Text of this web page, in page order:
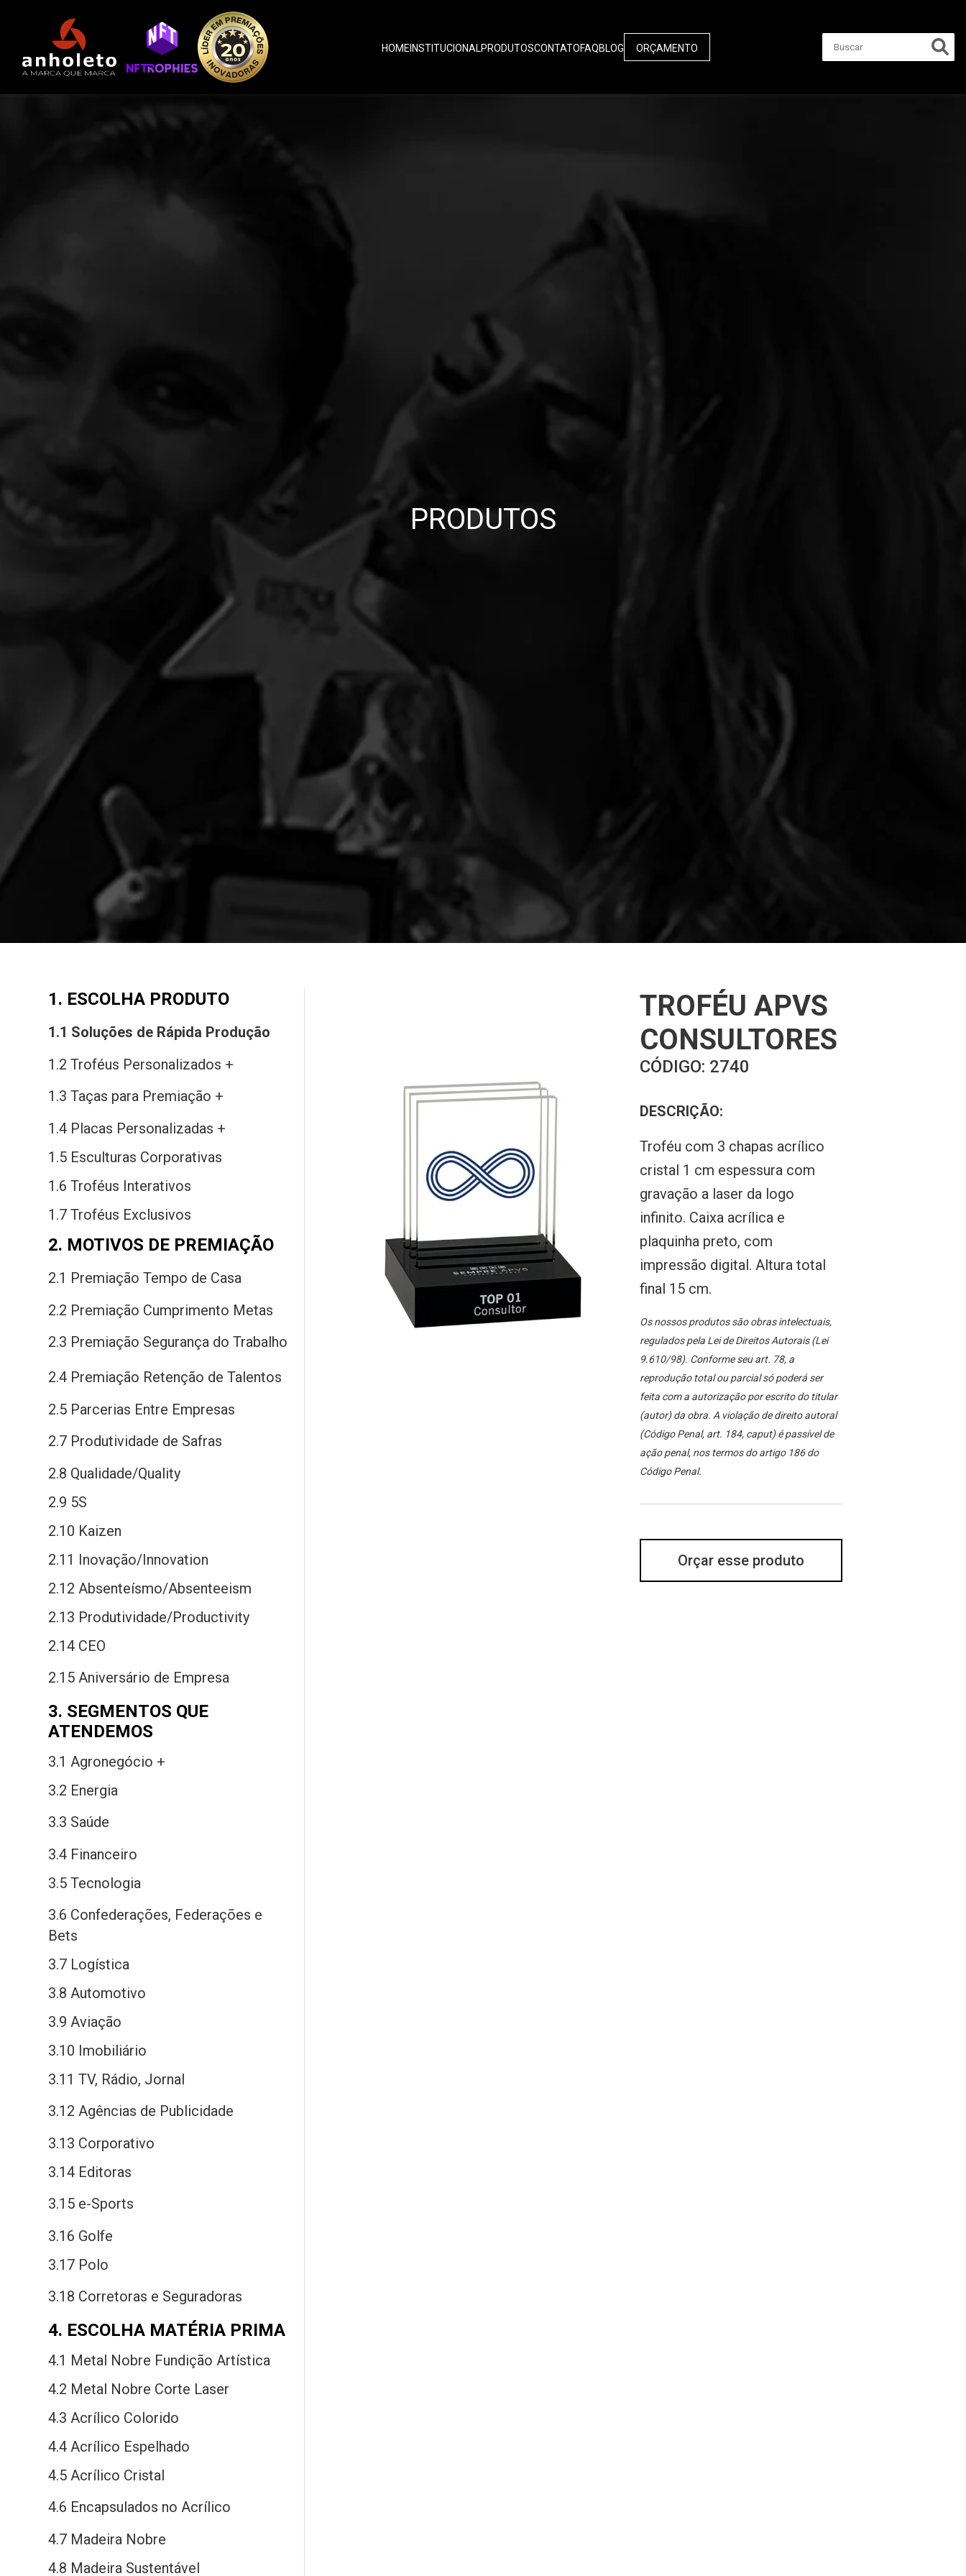
HOME INSTITUCIONALPRODUTOSCONTATOFAQBLOG ORÇAMENTO
PRODUTOS
1. ESCOLHA PRODUTO
1.1 Soluções de Rápida Produção
1.2 Troféus Personalizados +
1.3 Taças para Premiação +
1.4 Placas Personalizadas +
1.5 Esculturas Corporativas
1.6 Troféus Interativos
1.7 Troféus Exclusivos
2. MOTIVOS DE PREMIAÇÃO
2.1 Premiação Tempo de Casa
2.2 Premiação Cumprimento Metas
2.3 Premiação Segurança do Trabalho
2.4 Premiação Retenção de Talentos
2.5 Parcerias Entre Empresas
2.7 Produtividade de Safras
2.8 Qualidade/Quality
2.9 5S
2.10 Kaizen
2.11 Inovação/Innovation
2.12 Absenteísmo/Absenteeism
2.13 Produtividade/Productivity
2.14 CEO
2.15 Aniversário de Empresa
3. SEGMENTOS QUE
ATENDEMOS
3.1 Agronegócio +
3.2 Energia
3.3 Saúde
3.4 Financeiro
3.5 Tecnologia
3.6 Confederações, Federações e
Bets
3.7 Logística
3.8 Automotivo
3.9 Aviação
3.10 Imobiliário
3.11 TV, Rádio, Jornal
3.12 Agências de Publicidade
3.13 Corporativo
3.14 Editoras
3.15 e-Sports
3.16 Golfe
3.17 Polo
3.18 Corretoras e Seguradoras
4. ESCOLHA MATÉRIA PRIMA
4.1 Metal Nobre Fundição Artística
4.2 Metal Nobre Corte Laser
4.3 Acrílico Colorido
4.4 Acrílico Espelhado
4.5 Acrílico Cristal
4.6 Encapsulados no Acrílico
4.7 Madeira Nobre
4.8 Madeira Sustentável
TROFÉU APVS
CONSULTORES
CÓDIGO: 2740
DESCRIÇÃO:
Troféu com 3 chapas acrílico
cristal 1 cm espessura com
gravação a laser da logo
infinito. Caixa acrílica e
plaquinha preto, com
impressão digital. Altura total
final 15 cm.
Os nossos produtos são obras intelectuais,
regulados pela Lei de Direitos Autorais (Lei
9.610/98). Conforme seu art. 78, a
reprodução total ou parcial só poderá ser
feita com a autorização por escrito do titular
(autor) da obra. A violação de direito autoral
(Código Penal, art. 184, caput) é passível de
ação penal, nos termos do artigo 186 do
Código Penal.
Orçar esse produto